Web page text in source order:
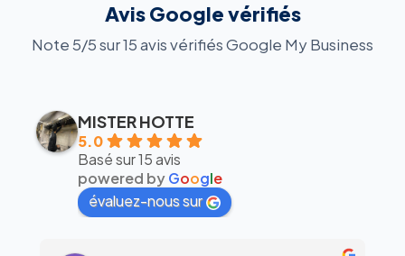
Avis Google vérifiés
Note 5/5 sur 15 avis vérifiés Google My Business
MISTER HOTTE
5.0
Basé sur 15 avis
powered byGoogle
évaluez-nous sur